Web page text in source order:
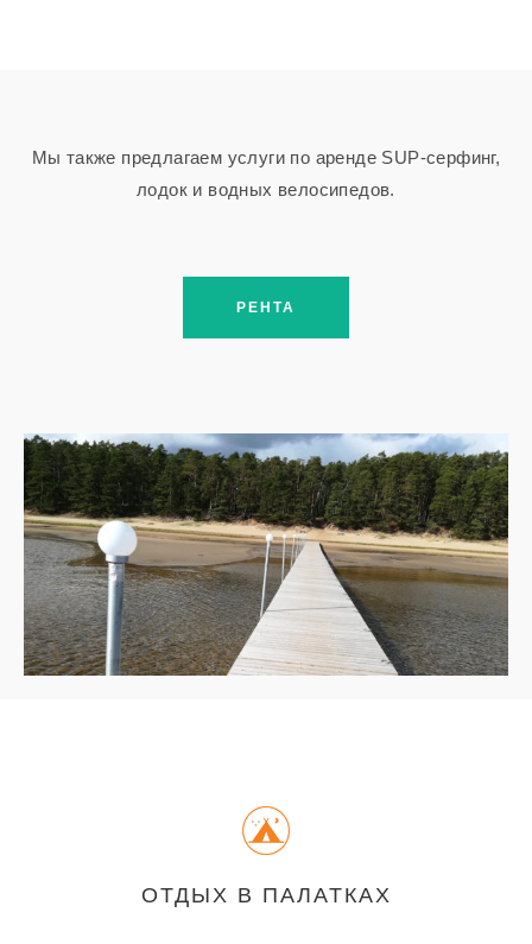
Мы также предлагаем услуги по аренде SUP-серфинг,
лодок и водных велосипедов.
РЕНТА
ОТДЫХ В ПАЛАТКАХ